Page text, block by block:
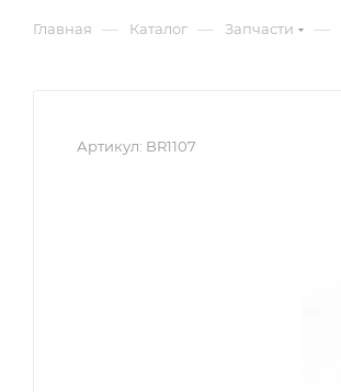
Главная — Каталог — Запчасти —
Артикул: BR1107